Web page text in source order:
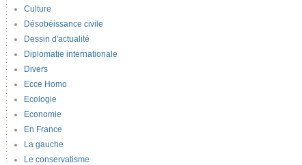
Culture
Désobéissance civile
Dessin d'actualité
Diplomatie internationale
Divers
Ecce Homo
Ecologie
Economie
En France
La gauche
Le conservatisme